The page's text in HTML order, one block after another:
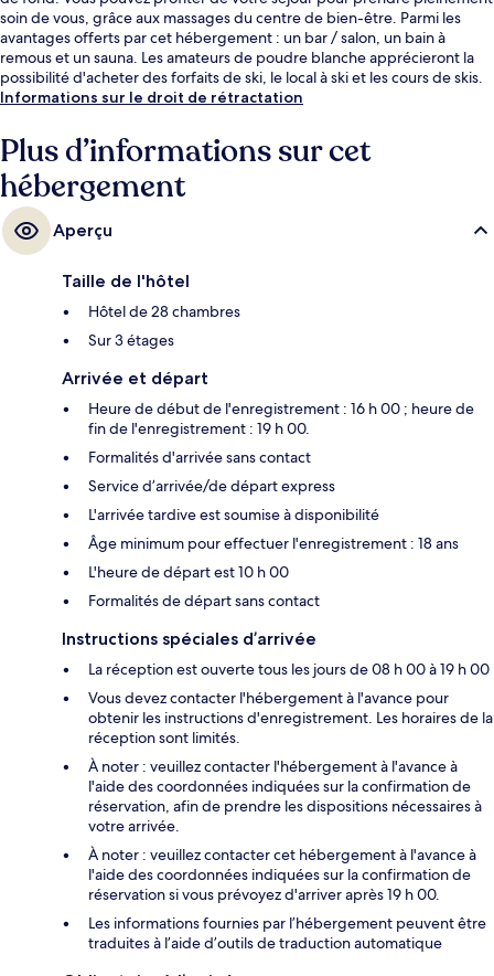
soin de vous, grâce aux massages du centre de bien-être. Parmi les
avantages offerts par cet hébergement : un bar / salon, un bain à
remous et un sauna. Les amateurs de poudre blanche apprécieront la
possibilité d'acheter des forfaits de ski, le local à ski et les cours de skis.
Informations sur le droit de rétractation
Plus d’informations sur cet
hébergement
Aperçu
Taille de l'hôtel
Hôtel de 28 chambres
Sur 3 étages
Arrivée et départ
Heure de début de l'enregistrement : 16 h 00 ; heure de
fin de l'enregistrement : 19 h 00.
Formalités d'arrivée sans contact
Service d’arrivée/de départ express
L'arrivée tardive est soumise à disponibilité
Âge minimum pour effectuer l'enregistrement : 18 ans
L'heure de départ est 10 h 00
Formalités de départ sans contact
Instructions spéciales d’arrivée
La réception est ouverte tous les jours de 08 h 00 à 19 h 00
Vous devez contacter l'hébergement à l'avance pour
obtenir les instructions d'enregistrement. Les horaires de la
réception sont limités.
À noter : veuillez contacter l'hébergement à l'avance à
l'aide des coordonnées indiquées sur la confirmation de
réservation, afin de prendre les dispositions nécessaires à
votre arrivée.
À noter : veuillez contacter cet hébergement à l'avance à
l'aide des coordonnées indiquées sur la confirmation de
réservation si vous prévoyez d'arriver après 19 h 00.
Les informations fournies par l’hébergement peuvent être
traduites à l’aide d’outils de traduction automatique